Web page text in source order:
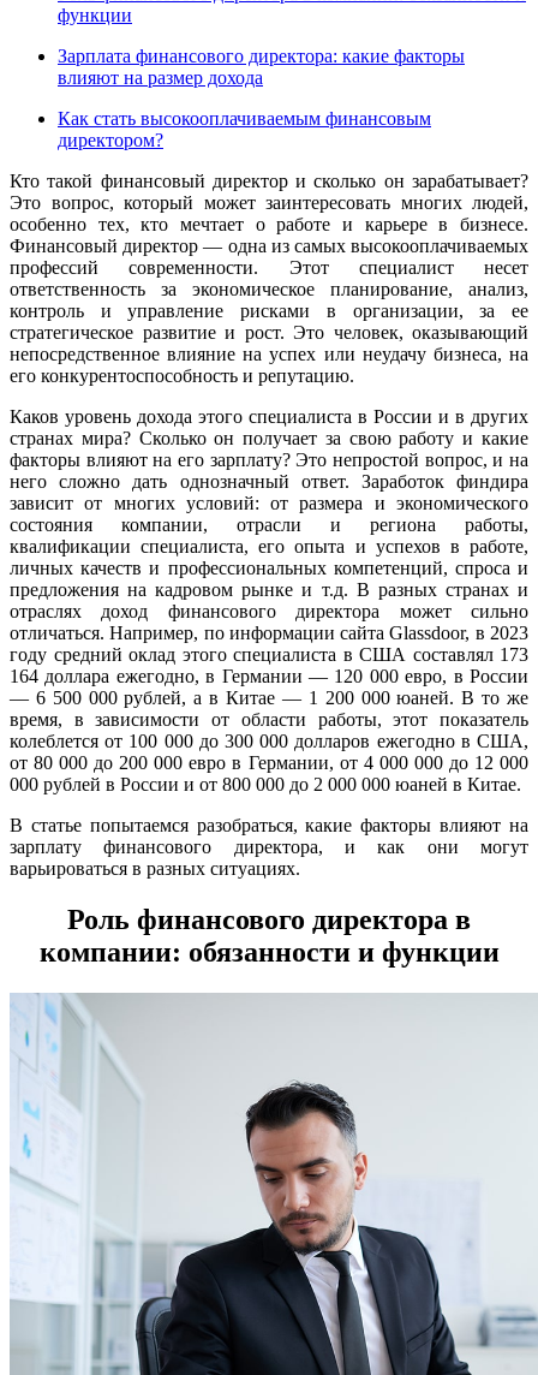
функции
Зарплата финансового директора: какие факторы
влияют на размер дохода
Как стать высокооплачиваемым финансовым
директором?
Кто такой финансовый директор и сколько он зарабатывает?
Это вопрос, который может заинтересовать многих людей,
особенно тех, кто мечтает о работе и карьере в бизнесе.
Финансовый директор — одна из самых высокооплачиваемых
профессий современности. Этот специалист несет
ответственность за экономическое планирование, анализ,
контроль и управление рисками в организации, за ее
стратегическое развитие и рост. Это человек, оказывающий
непосредственное влияние на успех или неудачу бизнеса, на
его конкурентоспособность и репутацию.
Каков уровень дохода этого специалиста в России и в других
странах мира? Сколько он получает за свою работу и какие
факторы влияют на его зарплату? Это непростой вопрос, и на
него сложно дать однозначный ответ. Заработок финдира
зависит от многих условий: от размера и экономического
состояния компании, отрасли и региона работы,
квалификации специалиста, его опыта и успехов в работе,
личных качеств и профессиональных компетенций, спроса и
предложения на кадровом рынке и т.д. В разных странах и
отраслях доход финансового директора может сильно
отличаться. Например, по информации сайта Glassdoor, в 2023
году средний оклад этого специалиста в США составлял 173
164 доллара ежегодно, в Германии — 120 000 евро, в России
— 6 500 000 рублей, а в Китае — 1 200 000 юаней. В то же
время, в зависимости от области работы, этот показатель
колеблется от 100 000 до 300 000 долларов ежегодно в США,
от 80 000 до 200 000 евро в Германии, от 4 000 000 до 12 000
000 рублей в России и от 800 000 до 2 000 000 юаней в Китае.
В статье попытаемся разобраться, какие факторы влияют на
зарплату финансового директора, и как они могут
варьироваться в разных ситуациях.
Роль финансового директора в
компании: обязанности и функции